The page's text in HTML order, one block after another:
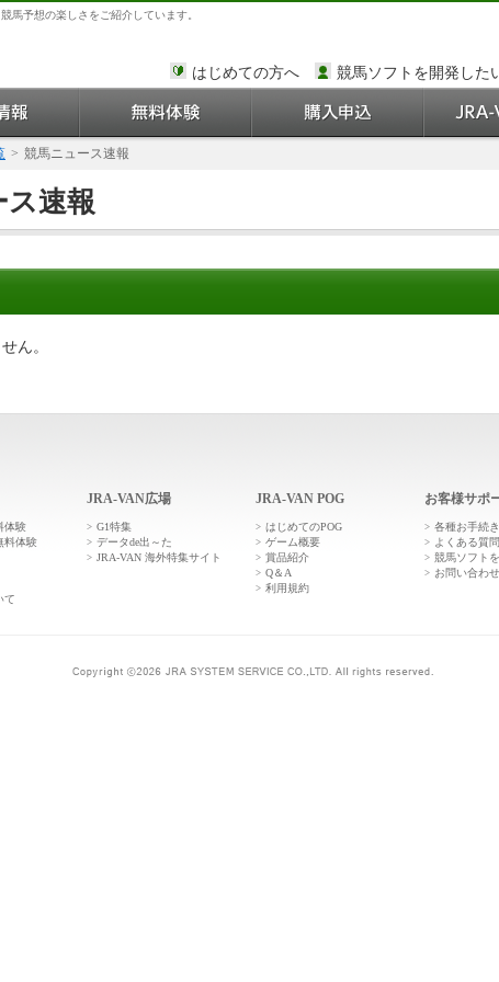
馬予想の楽しさをご紹介しています。
はじめての方へ 競馬ソフトを開発した
> 競馬ニュース速報
ス速報
ん。
体験
料体験
て
JRA-VAN広場
G1特集
データde出～た
JRA-VAN 海外特集サイト
JRA-VAN POG
はじめてのPOG
ゲーム概要
賞品紹介
Q＆A
利用規約
お客様サポ
各種お手続き
よくある質問
競馬ソフト
お問い合わせ